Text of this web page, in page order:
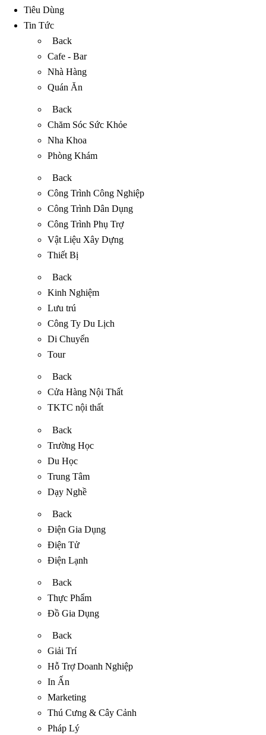
Tiêu Dùng
Tin Tức
Back
Cafe - Bar
Nhà Hàng
Quán Ăn
Back
Chăm Sóc Sức Khỏe
Nha Khoa
Phòng Khám
Back
Công Trình Công Nghiệp
Công Trình Dân Dụng
Công Trình Phụ Trợ
Vật Liệu Xây Dựng
Thiết Bị
Back
Kinh Nghiệm
Lưu trú
Công Ty Du Lịch
Di Chuyển
Tour
Back
Cửa Hàng Nội Thất
TKTC nội thất
Back
Trường Học
Du Học
Trung Tâm
Dạy Nghề
Back
Điện Gia Dụng
Điện Tử
Điện Lạnh
Back
Thực Phẩm
Đồ Gia Dụng
Back
Giải Trí
Hỗ Trợ Doanh Nghiệp
In Ấn
Marketing
Thú Cưng & Cây Cảnh
Pháp Lý